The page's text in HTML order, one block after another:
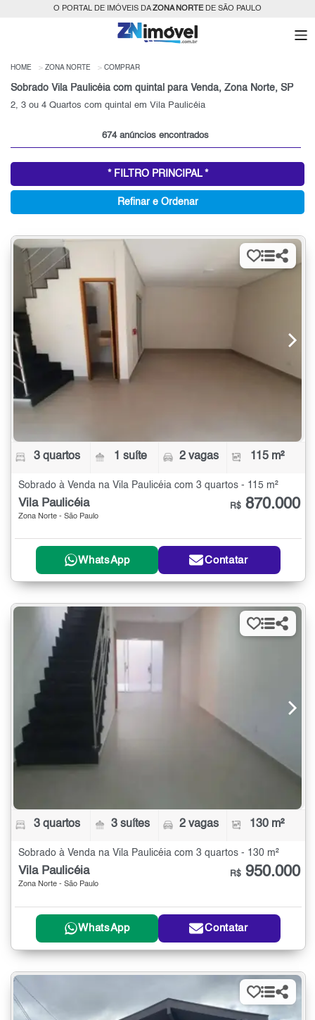
O PORTAL DE IMÓVEIS DAZONA NORTEDE SÃO PAULO
HOME ZONA NORTE COMPRAR
Sobrado Vila Paulicéia com quintal para Venda, Zona Norte, SP
2, 3 ou 4 Quartos com quintal em Vila Paulicéia
674 anúncios encontrados
* FILTRO PRINCIPAL *
Refinar e Ordenar
3 quartos 1 suíte 2 vagas 115 m²
Sobrado à Venda na Vila Paulicéia com 3 quartos - 115 m²
Vila Paulicéia
Zona Norte - São Paulo
R$ 870.000
WhatsApp Contatar
3 quartos 3 suítes 2 vagas 130 m²
Sobrado à Venda na Vila Paulicéia com 3 quartos - 130 m²
Vila Paulicéia
Zona Norte - São Paulo
R$ 950.000
WhatsApp Contatar